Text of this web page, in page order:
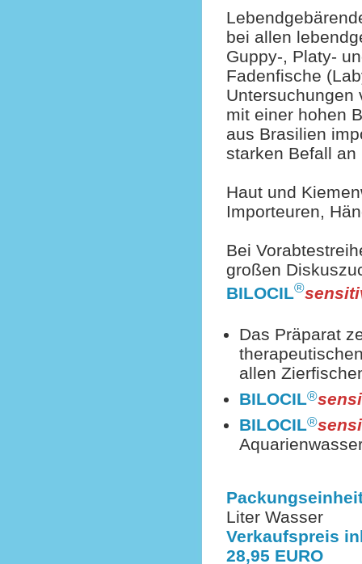
bei allen
Guppy-, Platy-
Fadenfische
Untersuchungen
mit einer hohen
aus Brasilien
starken Befall
Haut und
Importeuren,
Bei
großen
BILOCIL®
Das Präparat
allen
BILOCIL®
BILOCIL®
Liter Wasser
Verkaufspreis
28,95 EURO